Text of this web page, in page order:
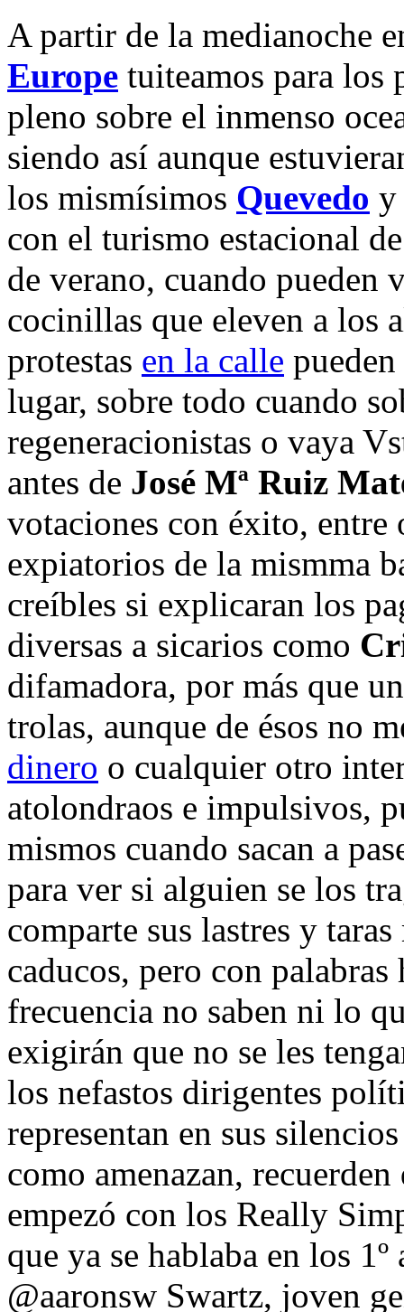
A partir de la medianoche
Europe tuiteamos para los
pleno sobre el inmenso
siendo así aunque
los mismísimos Quevedo
con el turismo estacional
de verano, cuando pueden
cocinillas que eleven a los
protestas en la calle
lugar, sobre todo cuando
regeneracionistas o vaya
antes de José Mª Ruiz
votaciones con éxito, entre
expiatorios de la mismma
creíbles si explicaran los
diversas a sicarios como
difamadora, por más que
trolas, aunque de ésos no
dinero o cualquier otro
atolondraos e impulsivos,
mismos cuando sacan a
para ver si alguien se los
comparte sus lastres y
caducos, pero con
frecuencia no saben ni lo
exigirán que no se les
los nefastos dirigentes
representan en sus
como amenazan,
empezó con los Really
que ya se hablaba en los
@aaronsw Swartz, joven